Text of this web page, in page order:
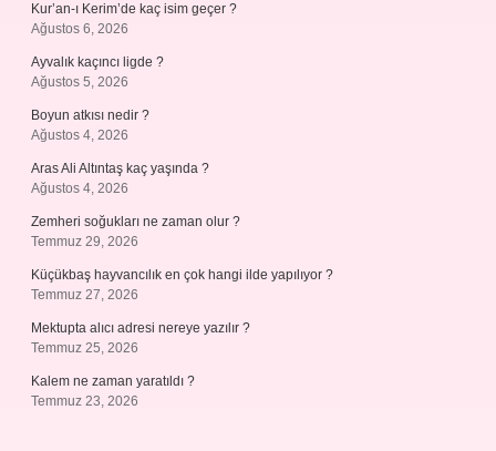
Kur’an-ı Kerim’de kaç isim geçer ?
Ağustos 6, 2026
Ayvalık kaçıncı ligde ?
Ağustos 5, 2026
Boyun atkısı nedir ?
Ağustos 4, 2026
Aras Ali Altıntaş kaç yaşında ?
Ağustos 4, 2026
Zemheri soğukları ne zaman olur ?
Temmuz 29, 2026
Küçükbaş hayvancılık en çok hangi ilde yapılıyor ?
Temmuz 27, 2026
Mektupta alıcı adresi nereye yazılır ?
Temmuz 25, 2026
Kalem ne zaman yaratıldı ?
Temmuz 23, 2026